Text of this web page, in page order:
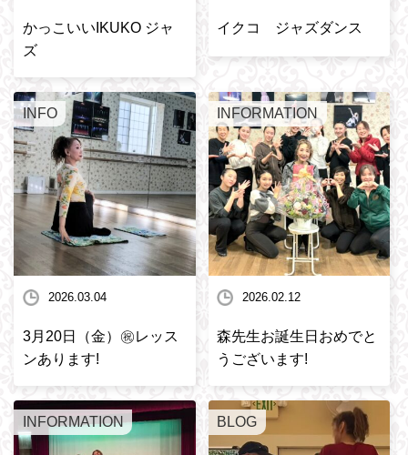
かっこいいIKUKO ジャ
ズ
イクコ ジャズダンス
INFO
2026.03.04
3月20日（金）㊗️レッス
ンあります!
INFORMATION
2026.02.12
森先生お誕生日おめでと
うございます!
INFORMATION BLOG